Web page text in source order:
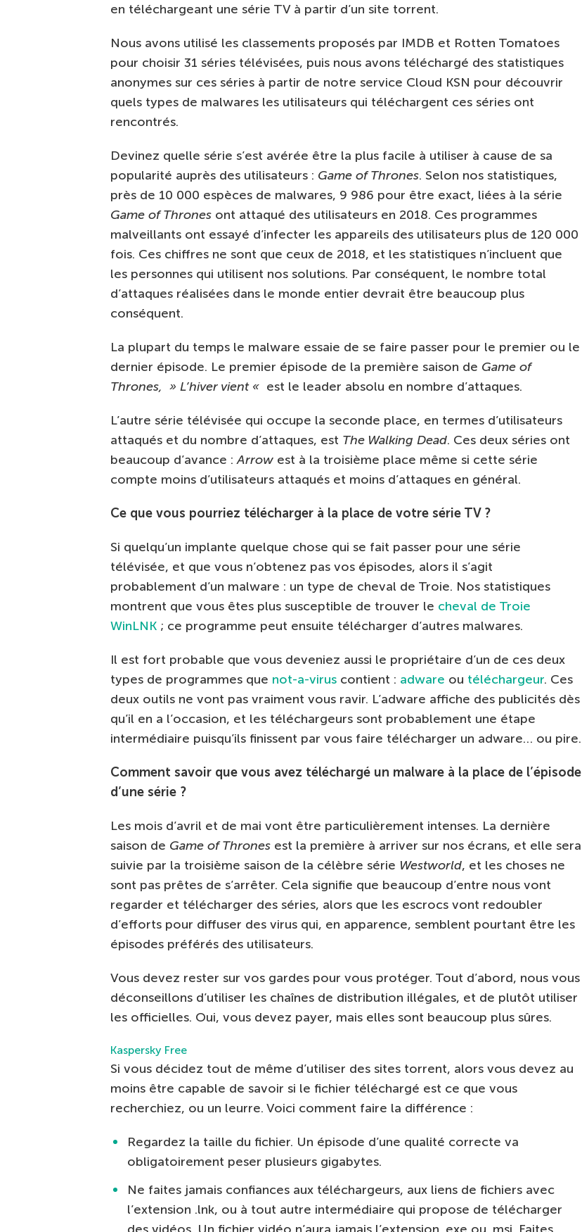
en téléchargeant une série TV à partir d’un site torrent.
Nous avons utilisé les classements proposés par IMDB et Rotten Tomatoes
pour choisir 31 séries télévisées, puis nous avons téléchargé des statistiques
anonymes sur ces séries à partir de notre service Cloud KSN pour découvrir
quels types de malwares les utilisateurs qui téléchargent ces séries ont
rencontrés.
Devinez quelle série s’est avérée être la plus facile à utiliser à cause de sa
popularité auprès des utilisateurs : Game of Thrones. Selon nos statistiques,
près de 10 000 espèces de malwares, 9 986 pour être exact, liées à la série
Game of Thrones ont attaqué des utilisateurs en 2018. Ces programmes
malveillants ont essayé d’infecter les appareils des utilisateurs plus de 120 000
fois. Ces chiffres ne sont que ceux de 2018, et les statistiques n’incluent que
les personnes qui utilisent nos solutions. Par conséquent, le nombre total
d’attaques réalisées dans le monde entier devrait être beaucoup plus
conséquent.
La plupart du temps le malware essaie de se faire passer pour le premier ou le
dernier épisode. Le premier épisode de la première saison de Game of
Thrones, » L’hiver vient « est le leader absolu en nombre d’attaques.
L’autre série télévisée qui occupe la seconde place, en termes d’utilisateurs
attaqués et du nombre d’attaques, est The Walking Dead. Ces deux séries ont
beaucoup d’avance :Arrow est à la troisième place même si cette série
compte moins d’utilisateurs attaqués et moins d’attaques en général.
Ce que vous pourriez télécharger à la place de votre série TV ?
Si quelqu’un implante quelque chose qui se fait passer pour une série
télévisée, et que vous n’obtenez pas vos épisodes, alors il s’agit
probablement d’un malware : un type de cheval de Troie. Nos statistiques
montrent que vous êtes plus susceptible de trouver le cheval de Troie
WinLNK ; ce programme peut ensuite télécharger d’autres malwares.
Il est fort probable que vous deveniez aussi le propriétaire d’un de ces deux
types de programmes que not-a-virus contient : adware ou téléchargeur. Ces
deux outils ne vont pas vraiment vous ravir. L’adware affiche des publicités dès
qu’il en a l’occasion, et les téléchargeurs sont probablement une étape
intermédiaire puisqu’ils finissent par vous faire télécharger un adware… ou pire.
Comment savoir que vous avez téléchargé un malware à la place de l’épisode
d’une série ?
Les mois d’avril et de mai vont être particulièrement intenses. La dernière
saison de Game of Thrones est la première à arriver sur nos écrans, et elle sera
suivie par la troisième saison de la célèbre série Westworld, et les choses ne
sont pas prêtes de s’arrêter. Cela signifie que beaucoup d’entre nous vont
regarder et télécharger des séries, alors que les escrocs vont redoubler
d’efforts pour diffuser des virus qui, en apparence, semblent pourtant être les
épisodes préférés des utilisateurs.
Vous devez rester sur vos gardes pour vous protéger. Tout d’abord, nous vous
déconseillons d’utiliser les chaînes de distribution illégales, et de plutôt utiliser
les officielles. Oui, vous devez payer, mais elles sont beaucoup plus sûres.
Kaspersky Free
Si vous décidez tout de même d’utiliser des sites torrent, alors vous devez au
moins être capable de savoir si le fichier téléchargé est ce que vous
recherchiez, ou un leurre. Voici comment faire la différence :
Regardez la taille du fichier. Un épisode d’une qualité correcte va
obligatoirement peser plusieurs gigabytes.
Ne faites jamais confiances aux téléchargeurs, aux liens de fichiers avec
l’extension .lnk, ou à tout autre intermédiaire qui propose de télécharger